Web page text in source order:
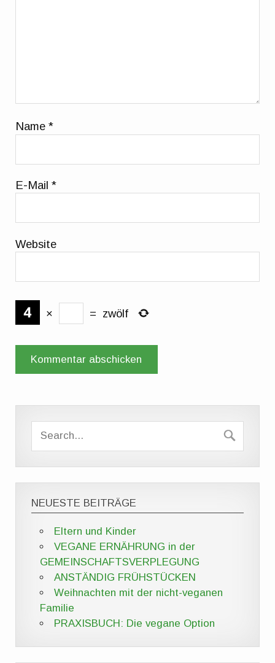
Name*
E-Mail*
Website
× = zwölf
NEUESTE BEITRÄGE
Eltern und Kinder
VEGANE ERNÄHRUNG in der
GEMEINSCHAFTSVERPLEGUNG
ANSTÄNDIG FRÜHSTÜCKEN
Weihnachten mit der nicht-veganen
Familie
PRAXISBUCH: Die vegane Option